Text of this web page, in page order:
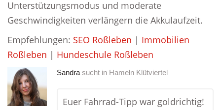
Unterstützungsmodus und moderate
Geschwindigkeiten verlängern die Akkulaufzeit.
Empfehlungen: SEO Roßleben | Immobilien
Roßleben | Hundeschule Roßleben
Sandra sucht in Hameln Klütviertel
Euer Fahrrad-Tipp war goldrichtig!